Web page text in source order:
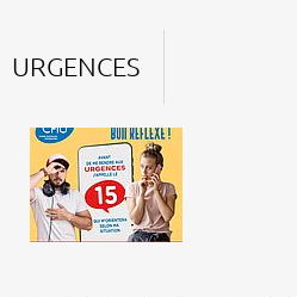
URGENCES